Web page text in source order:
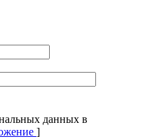
данных в
]